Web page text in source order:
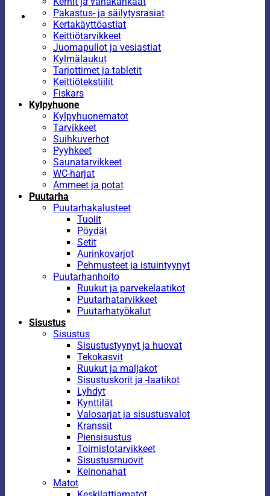
Pakastus- ja säilytysrasiat
Kertakäyttöastiat
Keittiötarvikkeet
Juomapullot ja vesiastiat
Kylmälaukut
Tarjottimet ja tabletit
Keittiötekstiilit
Fiskars
Kylpyhuone
Kylpyhuonematot
Tarvikkeet
Suihkuverhot
Pyyhkeet
Saunatarvikkeet
WC-harjat
Ammeet ja potat
Puutarha
Puutarhakalusteet
Tuolit
Pöydät
Setit
Aurinkovarjot
Pehmusteet ja istuintyynyt
Puutarhanhoito
Ruukut ja parvekelaatikot
Puutarhatarvikkeet
Puutarhatyökalut
Sisustus
Sisustus
Sisustustyynyt ja huovat
Tekokasvit
Ruukut ja maljakot
Sisustuskorit ja -laatikot
Lyhdyt
Kynttilät
Valosarjat ja sisustusvalot
Kranssit
Piensisustus
Toimistotarvikkeet
Sisustusmuovit
Keinonahat
Matot